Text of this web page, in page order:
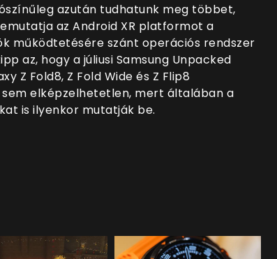
azután tudhatunk meg többet,
az Android XR platformot a
működtetésére szánt operációs rendszer
az, hogy a júliusi Samsung Unpacked
Z Fold8, Z Fold Wide és Z Flip8
elképzelhetetlen, mert általában a
is ilyenkor mutatják be.